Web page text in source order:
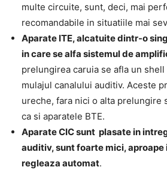
multe circuite, sunt, deci, mai
recomandabile in situatiile mai
Aparate ITE, alcatuite dintr-o
in care se alfa sistemul de
prelungirea caruia se afla un
mulajul canalului auditiv. Aceste
ureche, fara nici o alta prelungire
ca si aparatele BTE.
Aparate CIC sunt plasate in
auditiv, sunt foarte mici, aproape
regleaza automat.